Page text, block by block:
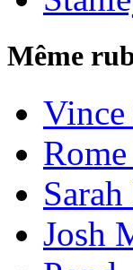
Même
Vince
Josh